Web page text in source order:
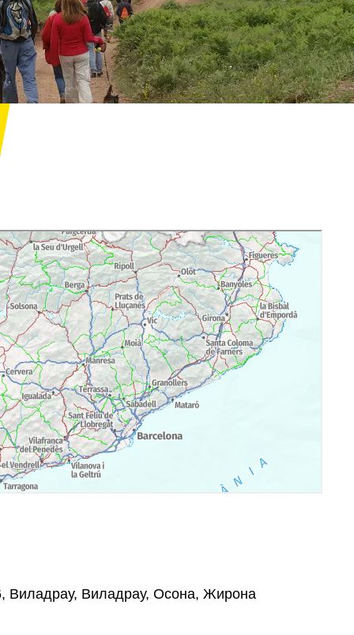
Виладрау, Виладрау, Осона, Жирона